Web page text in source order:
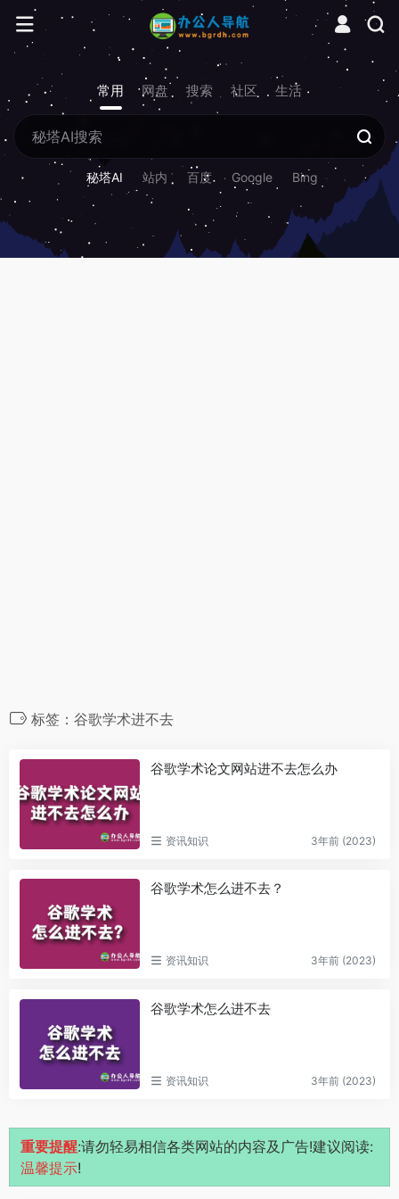
常用 网盘 搜索 社区 生活
秘塔AI 站内 百度 Google Bing
标签：谷歌学术进不去
谷歌学术论文网站进不去怎么办
资讯知识 3年前 (2023)
谷歌学术怎么进不去？
资讯知识 3年前 (2023)
谷歌学术怎么进不去
资讯知识 3年前 (2023)
重要提醒:请勿轻易相信各类网站的内容及广告!建议阅读:
温馨提示!